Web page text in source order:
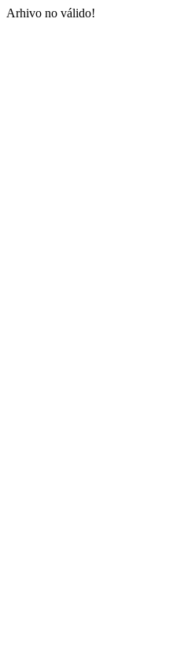
Arhivo no válido!